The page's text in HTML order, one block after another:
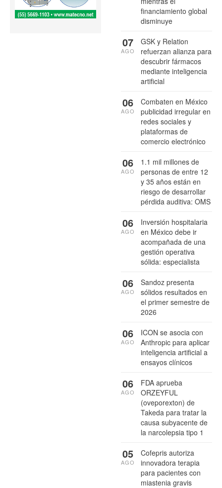
financiamiento global
disminuye
GSK y Relation
refuerzan alianza para
descubrir fármacos
mediante inteligencia
artificial
07
AGO
Combaten en México
publicidad irregular en
redes sociales y
plataformas de
comercio electrónico
06
AGO
1.1 mil millones de
personas de entre 12
y 35 años están en
riesgo de desarrollar
pérdida auditiva: OMS
06
AGO
Inversión hospitalaria
en México debe ir
acompañada de una
gestión operativa
sólida: especialista
06
AGO
Sandoz presenta
sólidos resultados en
el primer semestre de
2026
06
AGO
ICON se asocia con
Anthropic para aplicar
inteligencia artificial a
ensayos clínicos
06
AGO
FDA aprueba
ORZEYFUL
(oveporexton) de
Takeda para tratar la
causa subyacente de
la narcolepsia tipo 1
06
AGO
Cofepris autoriza
innovadora terapia
para pacientes con
miastenia gravis
05
AGO